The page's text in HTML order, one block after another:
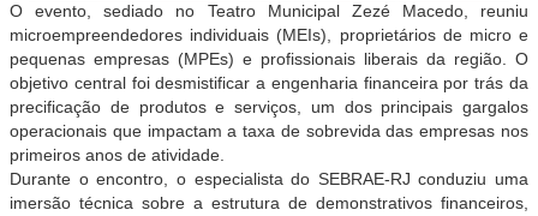
O evento, sediado no Teatro Municipal Zezé Macedo, reuniu
microempreendedores individuais (MEIs), proprietários de micro e
pequenas empresas (MPEs) e profissionais liberais da região. O
objetivo central foi desmistificar a engenharia financeira por trás da
precificação de produtos e serviços, um dos principais gargalos
operacionais que impactam a taxa de sobrevida das empresas nos
primeiros anos de atividade.
Durante o encontro, o especialista do SEBRAE-RJ conduziu uma
imersão técnica sobre a estrutura de demonstrativos financeiros,